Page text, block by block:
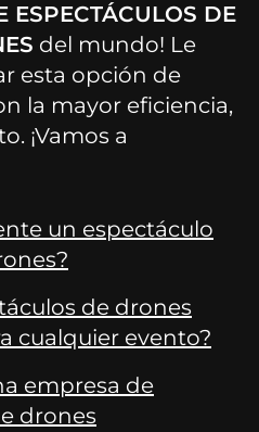
ESPECTÁCULOS DE
del mundo! Le
esta opción de
la mayor eficiencia,
¡Vamos a
un espectáculo
de drones
cualquier evento?
empresa de
drones